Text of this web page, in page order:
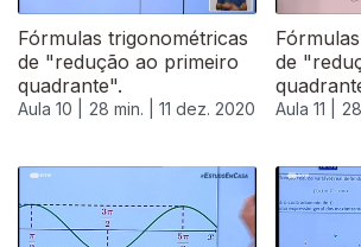
Fórmulas trigonométricas
de "redução ao primeiro
quadrante".
Aula 10 | 28 min. | 11 dez. 2020
de
Aula 11 |